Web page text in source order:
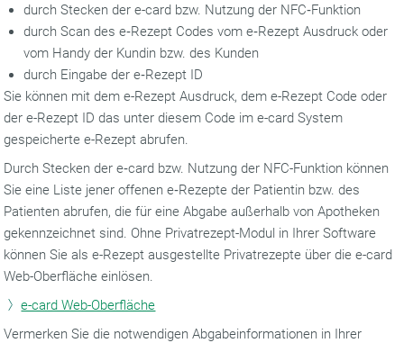
durch Stecken der e-card bzw. Nutzung der NFC‑Funktion
durch Scan des e‑Rezept Codes vom e‑Rezept Ausdruck oder
vom Handy der Kundin bzw. des Kunden
durch Eingabe der e‑Rezept ID
Sie können mit dem e-Rezept Ausdruck, dem e-Rezept Code oder
der e-Rezept ID das unter diesem Code im e-card System
gespeicherte e-Rezept abrufen.
Durch Stecken der e‑card bzw. Nutzung der NFC-Funktion können
Sie eine Liste jener offenen e‑Rezepte der Patientin bzw. des
Patienten abrufen, die für eine Abgabe außerhalb von Apotheken
gekennzeichnet sind. Ohne Privatrezept-Modul in Ihrer Software
können Sie als e-Rezept ausgestellte Privatrezepte über die e-card
Web-Oberfläche einlösen.
e-card Web-Oberfläche
Vermerken Sie die notwendigen Abgabeinformationen in Ihrer